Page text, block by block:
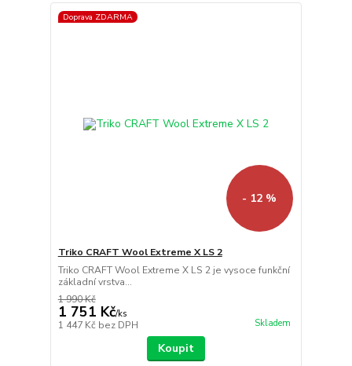
Doprava ZDARMA
- 12 %
Triko CRAFT Wool Extreme X LS 2
Triko CRAFT Wool Extreme X LS 2 je vysoce funkční
základní vrstva...
1 990 Kč
1 751 Kč/ks
1 447 Kč bez DPH Skladem
Koupit